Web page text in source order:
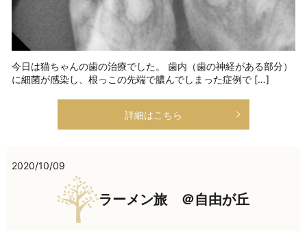
今日は猫ちゃんの歯の治療でした。 歯内（歯の神経がある部分）
に細菌が感染し、根っこの先端で膿んでしまった症例で […]
詳細はこちら
2020/10/09
ラーメン旅 ＠自由が丘